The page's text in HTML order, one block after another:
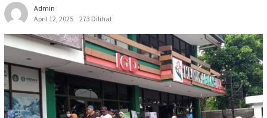
Admin
April 12, 2025
273 Dilihat